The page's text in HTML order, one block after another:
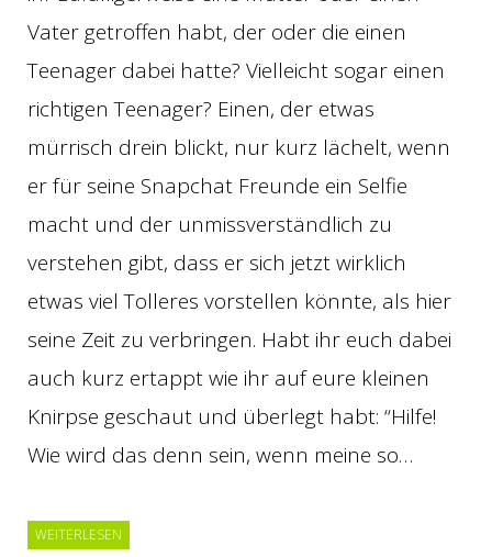
Vater getroffen habt, der oder die einen
Teenager dabei hatte? Vielleicht sogar einen
richtigen Teenager? Einen, der etwas
mürrisch drein blickt, nur kurz lächelt, wenn
er für seine Snapchat Freunde ein Selfie
macht und der unmissverständlich zu
verstehen gibt, dass er sich jetzt wirklich
etwas viel Tolleres vorstellen könnte, als hier
seine Zeit zu verbringen. Habt ihr euch dabei
auch kurz ertappt wie ihr auf eure kleinen
Knirpse geschaut und überlegt habt: “Hilfe!
Wie wird das denn sein, wenn meine so…
WEITERLESEN